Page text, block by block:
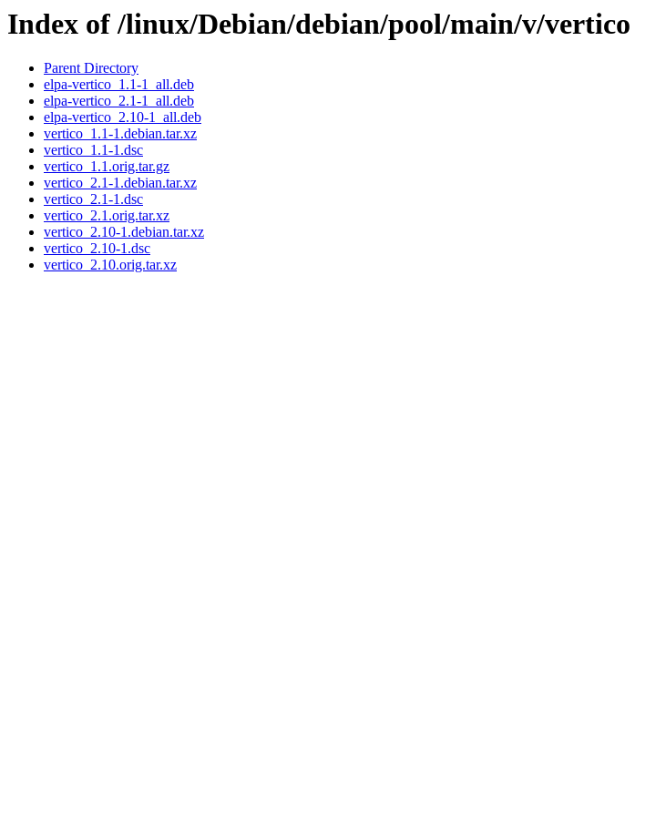
Index of /linux/Debian/debian/pool/main/v/vertico
Parent Directory
elpa-vertico_1.1-1_all.deb
elpa-vertico_2.1-1_all.deb
elpa-vertico_2.10-1_all.deb
vertico_1.1-1.debian.tar.xz
vertico_1.1-1.dsc
vertico_1.1.orig.tar.gz
vertico_2.1-1.debian.tar.xz
vertico_2.1-1.dsc
vertico_2.1.orig.tar.xz
vertico_2.10-1.debian.tar.xz
vertico_2.10-1.dsc
vertico_2.10.orig.tar.xz